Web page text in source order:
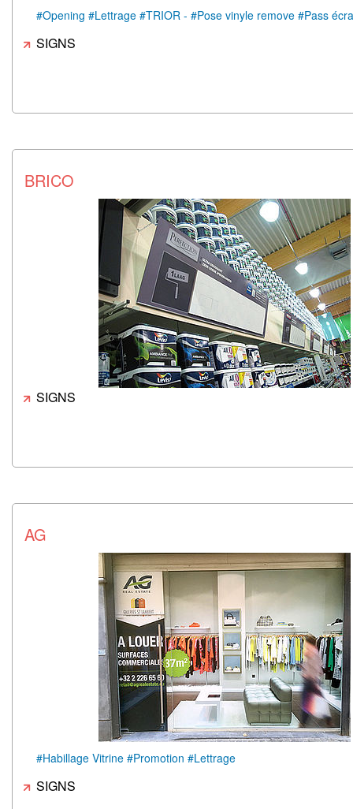
#Opening #Lettrage #TRIOR - #Pose vinyle remove #Pass
SIGNS
BRICO
SIGNS
AG
#Habillage Vitrine #Promotion #Lettrage
SIGNS